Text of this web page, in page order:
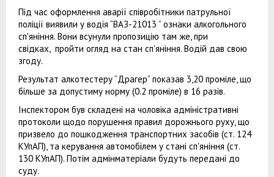
Під час оформлення аварії співробітники патрульної
поліції виявили у водія “ВАЗ-21013 ” ознаки алкогольного
сп'яніння. Вони всунули пропозицію там же, при
свідках, пройти огляд на стан сп'яніння. Водій дав свою
згоду.
Результат алкотестеру “Драгер” показав 3,20 проміле, що
більше за допустиму норму (0.2 проміле) в 16 разів.
Інспектором був складені на чоловіка адміністративні
протоколи щодо порушення правил дорожнього руху, що
призвело до пошкодження транспортних засобів (ст. 124
КУпАП), та керування автомобілем у стані сп'яніння (ст.
130 КУпАП). Потім адмінматеріали будуть передані до
суду.